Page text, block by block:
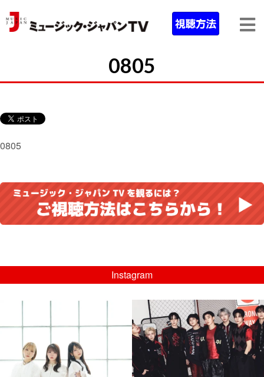
0805
0805
Instagram
...
8月 4
4 0
musicjapantv
💡08/05(水)23:00特番放送！
...
8月 4
4 0